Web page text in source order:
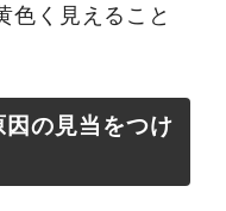
色く見えること
の見当をつけ